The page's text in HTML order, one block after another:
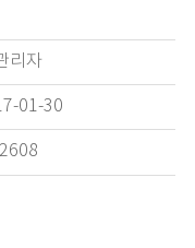
리자
01-30
2608